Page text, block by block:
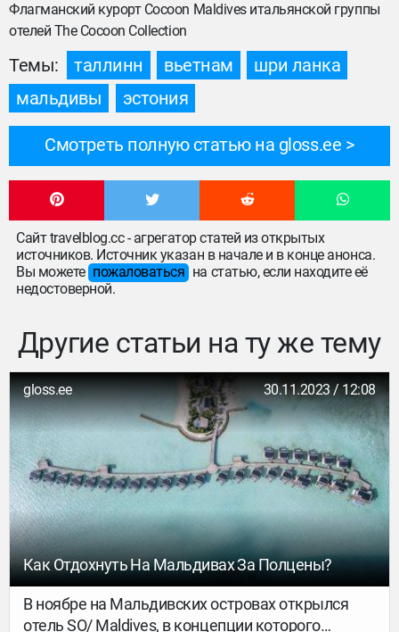
Флагманский курорт Cocoon Maldives итальянской группы
отелей The Cocoon Collection
Темы: таллинн вьетнам
шри ланка
мальдивы
эстония
Смотреть полную статью на gloss.ee
Сайт travelblog.cc - агрегатор статей из открытых
источников. Источник указан в начале и в конце анонса.
Вы можете пожаловаться на статью, если находите её
недостоверной.
Другие статьи на ту же тему
gloss.ee 30.11.2023 / 12:08
Как Отдохнуть На Мальдивах За Полцены?
В ноябре на Мальдивских островах открылся
отель SO/ Maldives, в концепции которого